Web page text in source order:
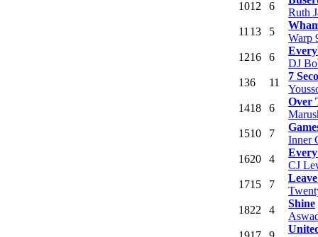
1012 6
Ruth
11 13 5
Warp
1216 6
DJ
136 11
7
1418 6
Over
1510 7
Inner
1620 4
CJ
1715 7
1822 4
Shine